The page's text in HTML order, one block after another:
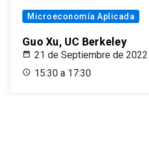
Microeconomía Aplicada
Guo Xu, UC Berkeley
21 de Septiembre de 2022
15:30 a 17:30